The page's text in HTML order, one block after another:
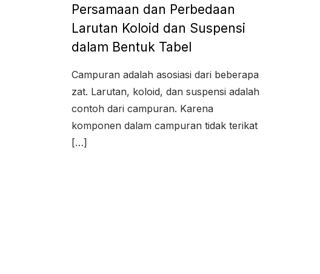
Persamaan dan Perbedaan
Larutan Koloid dan Suspensi
dalam Bentuk Tabel
Campuran adalah asosiasi dari beberapa
zat. Larutan, koloid, dan suspensi adalah
contoh dari campuran. Karena
komponen dalam campuran tidak terikat
[…]